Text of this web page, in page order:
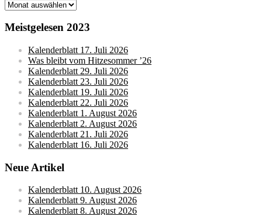
Monatsarchive
Meistgelesen 2023
Kalenderblatt 17. Juli 2026
Was bleibt vom Hitzesommer ’26
Kalenderblatt 29. Juli 2026
Kalenderblatt 23. Juli 2026
Kalenderblatt 19. Juli 2026
Kalenderblatt 22. Juli 2026
Kalenderblatt 1. August 2026
Kalenderblatt 2. August 2026
Kalenderblatt 21. Juli 2026
Kalenderblatt 16. Juli 2026
Neue Artikel
Kalenderblatt 10. August 2026
Kalenderblatt 9. August 2026
Kalenderblatt 8. August 2026